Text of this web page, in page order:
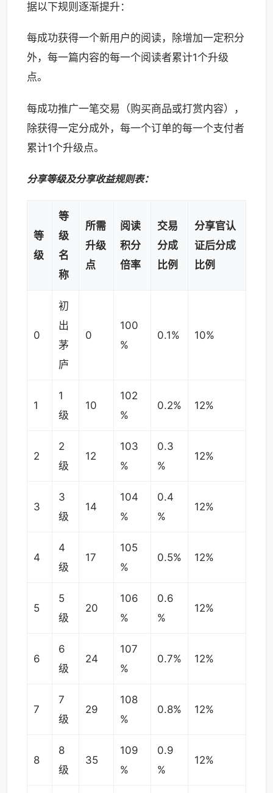
据以下规则逐渐提升：
每成功获得一个新用户的阅读，除增加一定积分
外，每一篇内容的每一个阅读者累计1个升级
点。
每成功推广一笔交易（购买商品或打赏内容），
除获得一定分成外，每一个订单的每一个支付者
累计1个升级点。
分享等级及分享收益规则表：
等
级
等
级
名
称
所需
升级
点
阅读
积分
倍率
交易
分成
比例
分享官认
证后分成
比例
0
初
出
茅
庐
0
100
%
0.1% 10%
1
1
级
10
102
%
0.2% 12%
2
2
级
12
103
%
0.3
%
12%
3
3
级
14
104
%
0.4
%
12%
4
4
级
17
105
%
0.5% 12%
5
5
级
20
106
%
0.6
%
12%
6
6
级
24
107
%
0.7% 12%
7
7
级
29
108
%
0.8% 12%
8
8
级
35
109
%
0.9
%
12%